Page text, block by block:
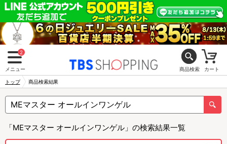
2
メニュー 商品検索 カート
トップ 商品検索結果
「MEマスター オールインワンゲル」の検索結果一覧